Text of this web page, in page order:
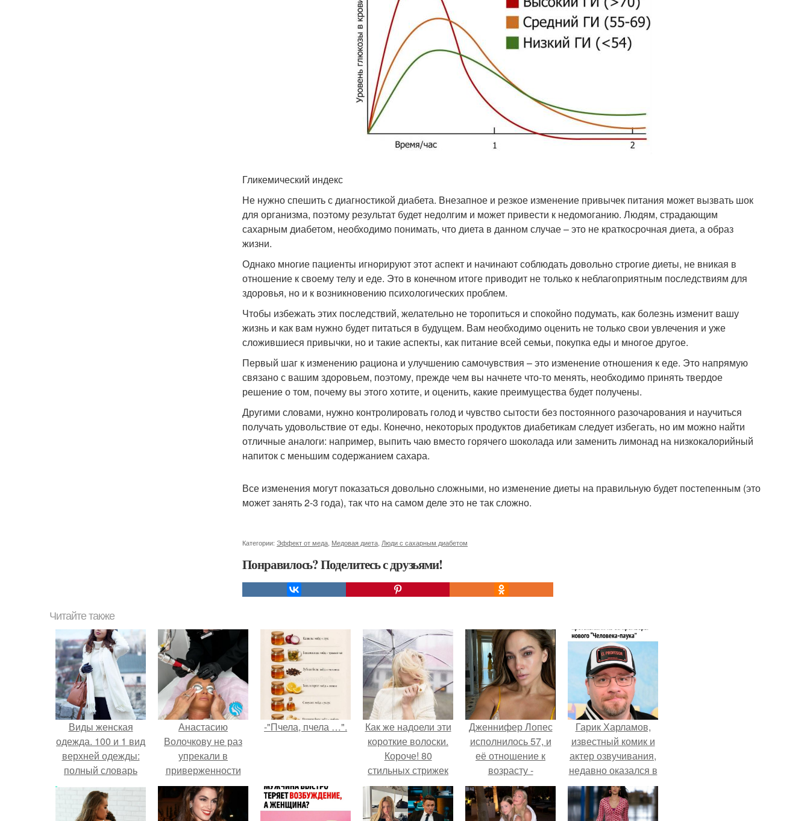
Гликемический индекс
Не нужно спешить с диагностикой диабета. Внезапное и резкое изменение привычек питания может вызвать шок
для организма, поэтому результат будет недолгим и может привести к недомоганию. Людям, страдающим
сахарным диабетом, необходимо понимать, что диета в данном случае – это не краткосрочная диета, а образ
жизни.
Однако многие пациенты игнорируют этот аспект и начинают соблюдать довольно строгие диеты, не вникая в
отношение к своему телу и еде. Это в конечном итоге приводит не только к неблагоприятным последствиям для
здоровья, но и к возникновению психологических проблем.
Чтобы избежать этих последствий, желательно не торопиться и спокойно подумать, как болезнь изменит вашу
жизнь и как вам нужно будет питаться в будущем. Вам необходимо оценить не только свои увлечения и уже
сложившиеся привычки, но и такие аспекты, как питание всей семьи, покупка еды и многое другое.
Первый шаг к изменению рациона и улучшению самочувствия – это изменение отношения к еде. Это напрямую
связано с вашим здоровьем, поэтому, прежде чем вы начнете что-то менять, необходимо принять твердое
решение о том, почему вы этого хотите, и оценить, какие преимущества будет получены.
Другими словами, нужно контролировать голод и чувство сытости без постоянного разочарования и научиться
получать удовольствие от еды. Конечно, некоторых продуктов диабетикам следует избегать, но им можно найти
отличные аналоги: например, выпить чаю вместо горячего шоколада или заменить лимонад на низкокалорийный
напиток с меньшим содержанием сахара.
Все изменения могут показаться довольно сложными, но изменение диеты на правильную будет постепенным (это
может занять 2-3 года), так что на самом деле это не так сложно.
Категории: Эффект от меда Медовая диета Люди с сахарным диабетом
Понравилось? Поделитесь с друзьями!
Читайте также
Виды женская
одежда. 100 и 1 вид
верхней одежды:
полный словарь
видов пальто,
курток и прочего
Анастасию
Волочкову не раз
упрекали в
приверженности
устаревшим бьюти -
процедурам.
-"Пчела, пчела …".
Как же надоели эти
короткие волоски.
Короче! 80
стильных стрижек
для тех, кому
надоели длинные
волосы
Дженнифер Лопес
исполнилось 57, и
её отношение к
возрасту -
настоящий
манифест
уверенности: "не
Гарик Харламов,
известный комик и
актер озвучивания,
недавно оказался в
центре внимания
из-за своей работы
над озвучкой